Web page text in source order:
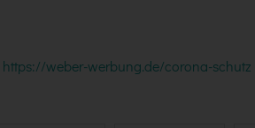
https://weber-werbung.de/corona-schutz